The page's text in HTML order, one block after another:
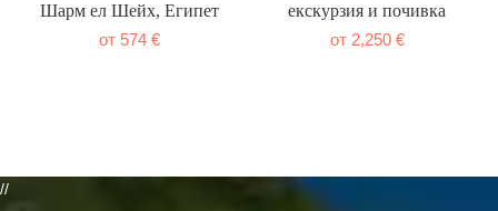
Шарм ел Шейх, Египет
574€
екскурзия и почивка
2,250 €
//